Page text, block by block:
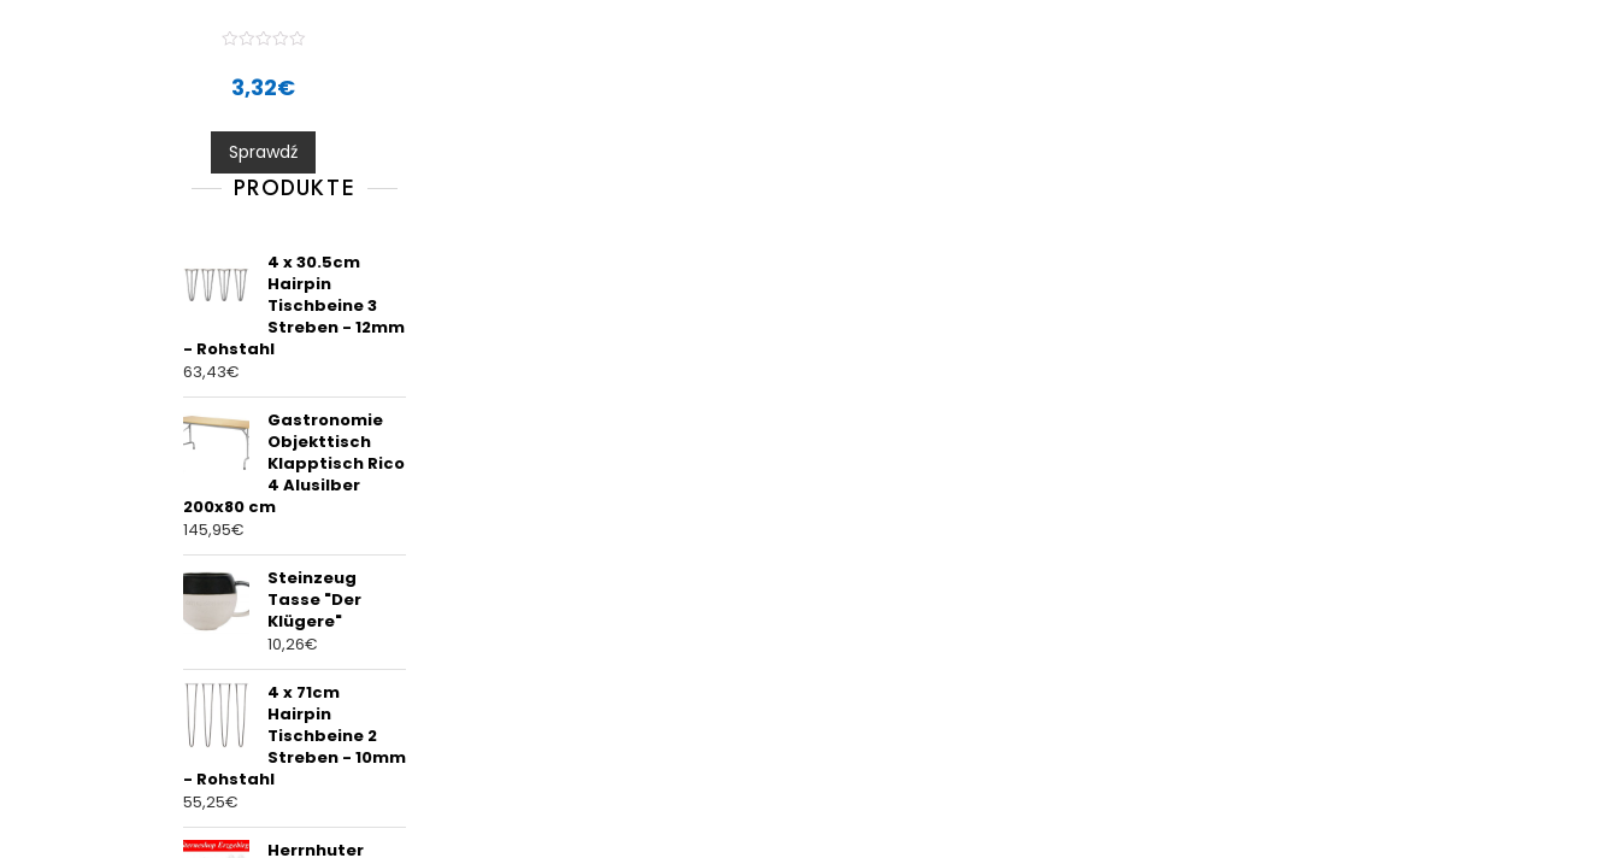
0
o
u
t
3,32€
Sprawdź
PRODUKTE
4 x 30.5cm
Hairpin
Tischbeine 3
Streben - 12mm
- Rohstahl
63,43€
Gastronomie
Objekttisch
Klapptisch Rico
4 Alusilber
200x80 cm
145,95€
Steinzeug
Tasse "Der
Klügere"
10,26€
4 x 71cm
Hairpin
Tischbeine 2
Streben - 10mm
- Rohstahl
55,25€
Herrnhuter